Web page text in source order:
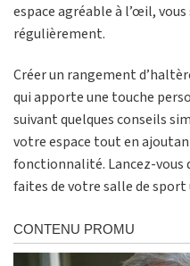
espace agréable à l’œil,
régulièrement.
Créer un rangement
qui apporte une touche
suivant quelques conseils
votre espace tout en
fonctionnalité. Lancez-vous
faites de votre salle de sport